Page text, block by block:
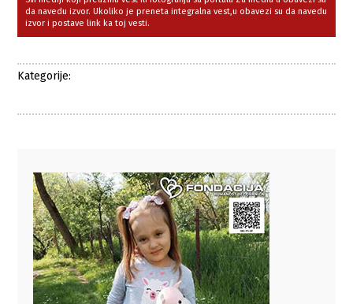
da navedu izvor. Ukoliko je preneta integralna vest,u obavezi su da navedu
izvor i postave link ka toj vesti.
Kategorije: